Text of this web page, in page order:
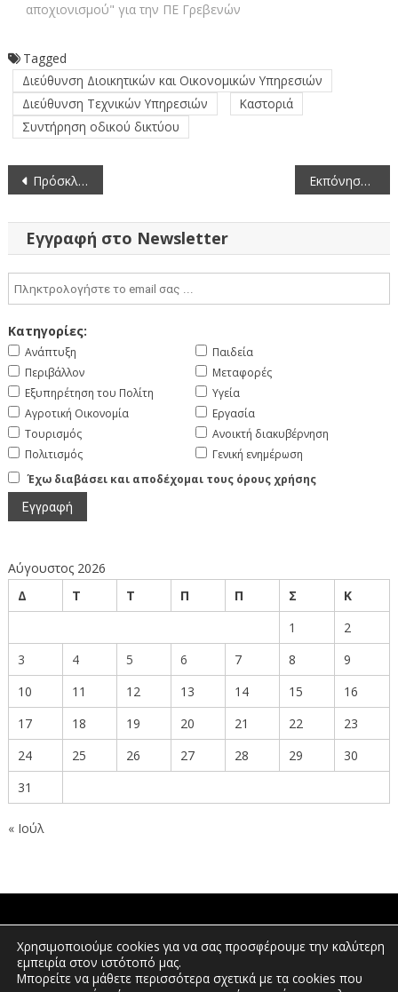
αποχιονισμού" για την ΠΕ Γρεβενών
Tagged
Διεύθυνση Διοικητικών και Οικονομικών Υπηρεσιών
Διεύθυνση Τεχνικών Υπηρεσιών
Καστοριά
Συντήρηση οδικού δικτύου
Πλοήγηση
άρθρων
Πρόσκληση στην 2η/2026 Συνεδρίαση της Επιτροπής Ένταξης και Απένταξης Έργων ΕΑΠ Δυτικής Μακεδονίας (15-5-2026) Εκπόνηση Ειδικής Οικολογικής Αξιολόγησης (ΕΟΑ)
Εγγραφή στο Newsletter
Κατηγορίες:
Ανάπτυξη
Περιβάλλον
Εξυπηρέτηση του Πολίτη
Αγροτική Οικονομία
Τουρισμός
Πολιτισμός
Παιδεία
Μεταφορές
Υγεία
Εργασία
Ανοικτή διακυβέρνηση
Γενική ενημέρωση
Έχω διαβάσει και αποδέχομαι τους όρους χρήσης
Αύγουστος 2026
Δ
Τ Τ Π Π Σ
Κ
1
2
3
4 5 6 7 8
9
10
11 12 13 14 15
16
17
18 19 20 21 22
23
24
25 26 27 28 29
30
31
« Ιούλ
ΠΟΛΙΤΕΣ
Χρησιμοποιούμε cookies για να σας προσφέρουμε την καλύτερη
εμπειρία στον ιστότοπό μας.
Μπορείτε να μάθετε περισσότερα σχετικά με τα cookies που